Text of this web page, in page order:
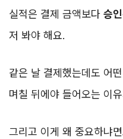
실적은 결제 금액보다 승
저 봐야 해요.
같은 날 결제했는데도 어
며칠 뒤에야 들어오는 이
그리고 이게 왜 중요하냐